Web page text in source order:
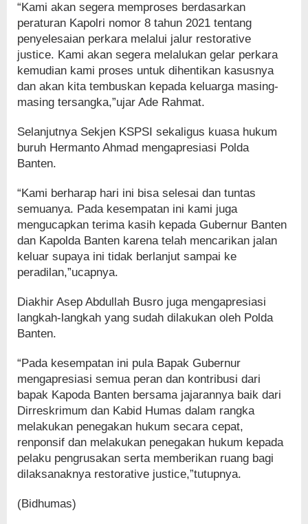
“Kami akan segera memproses berdasarkan
peraturan Kapolri nomor 8 tahun 2021 tentang
penyelesaian perkara melalui jalur restorative
justice. Kami akan segera melalukan gelar perkara
kemudian kami proses untuk dihentikan kasusnya
dan akan kita tembuskan kepada keluarga masing-
masing tersangka,”ujar Ade Rahmat.
Selanjutnya Sekjen KSPSI sekaligus kuasa hukum
buruh Hermanto Ahmad mengapresiasi Polda
Banten.
“Kami berharap hari ini bisa selesai dan tuntas
semuanya. Pada kesempatan ini kami juga
mengucapkan terima kasih kepada Gubernur Banten
dan Kapolda Banten karena telah mencarikan jalan
keluar supaya ini tidak berlanjut sampai ke
peradilan,”ucapnya.
Diakhir Asep Abdullah Busro juga mengapresiasi
langkah-langkah yang sudah dilakukan oleh Polda
Banten.
“Pada kesempatan ini pula Bapak Gubernur
mengapresiasi semua peran dan kontribusi dari
bapak Kapoda Banten bersama jajarannya baik dari
Dirreskrimum dan Kabid Humas dalam rangka
melakukan penegakan hukum secara cepat,
renponsif dan melakukan penegakan hukum kepada
pelaku pengrusakan serta memberikan ruang bagi
dilaksanaknya restorative justice,”tutupnya.
(Bidhumas)